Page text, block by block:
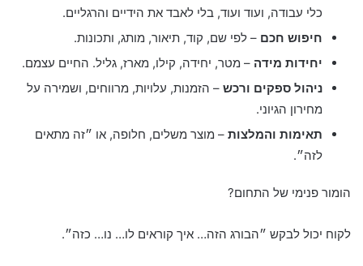
כלי עבודה, ועוד ועוד, בלי לאבד את הידיים והרגליים.
חיפוש חכם – לפי שם, קוד, תיאור, מותג, ותכונות.
יחידות מידה – מטר, יחידה, קילו, מארז, גליל. החיים עצמם.
ניהול ספקים ורכש – הזמנות, עלויות, מרווחים, ושמירה על
מחירון הגיוני.
תאימות והמלצות – מוצר משלים, חלופה, או ״זה מתאים
לזה״.
הומור פנימי של התחום?
לקוח יכול לבקש ״הבורג הזה… איך קוראים לו… נו… כזה״.